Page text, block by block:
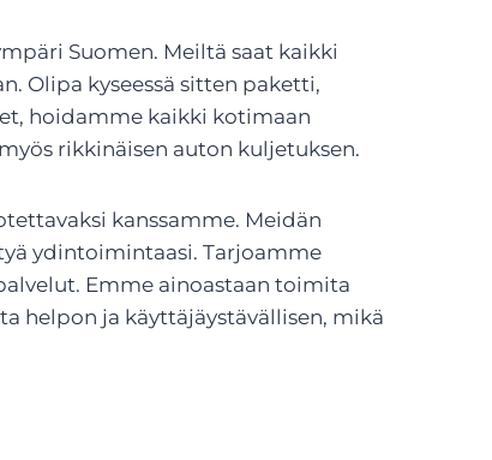
Suomen. Meiltä saat kaikki
Olipa kyseessä sitten paketti,
hoidamme kaikki kotimaan
rikkinäisen auton kuljetuksen.
kanssamme. Meidän
ydintoimintaasi. Tarjoamme
Emme ainoastaan toimita
helpon ja käyttäjäystävällisen, mikä